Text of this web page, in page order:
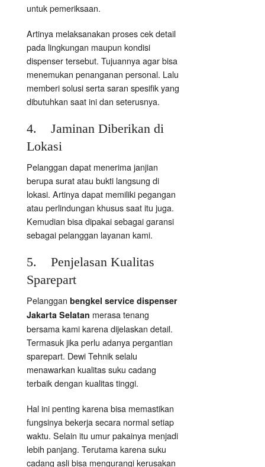
untuk pemeriksaan.
Artinya melaksanakan proses cek detail
pada lingkungan maupun kondisi
dispenser tersebut. Tujuannya agar bisa
menemukan penanganan personal. Lalu
memberi solusi serta saran spesifik yang
dibutuhkan saat ini dan seterusnya.
4. Jaminan Diberikan di
Lokasi
Pelanggan dapat menerima janjian
berupa surat atau bukti langsung di
lokasi. Artinya dapat memiliki pegangan
atau perlindungan khusus saat itu juga.
Kemudian bisa dipakai sebagai garansi
sebagai pelanggan layanan kami.
5. Penjelasan Kualitas
Sparepart
Pelanggan bengkel service dispenser
Jakarta Selatan merasa tenang
bersama kami karena dijelaskan detail.
Termasuk jika perlu adanya pergantian
sparepart. Dewi Tehnik selalu
menawarkan kualitas suku cadang
terbaik dengan kualitas tinggi.
Hal ini penting karena bisa memastikan
fungsinya bekerja secara normal setiap
waktu. Selain itu umur pakainya menjadi
lebih panjang. Terutama karena suku
cadang asli bisa mengurangi kerusakan